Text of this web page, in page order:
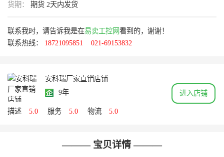
货期：
期货 2天内发货
联系我时，请告诉我是在易卖工控网看到的，谢谢！
联系热线： 18721095851 021-69153832
安科瑞厂家直销店铺
9年
描述 5.0 服务 5.0 物流 5.0
进入店铺
——— 宝贝详情 ———